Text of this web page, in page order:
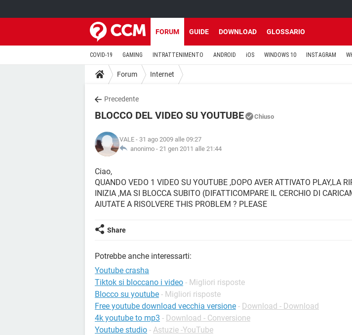
FORUM GUIDE DOWNLOAD GLOSSARIO
COVID-19 GAMING INTRATTENIMENTO ANDROID iOS WINDOWS 10 INSTAGRAM
Forum Internet
Precedente
BLOCCO DEL VIDEO SU YOUTUBE Chiuso
VALE - 31 ago 2009 alle 09:27
anonimo - 21 gen 2011 alle 21:44
Ciao,
QUANDO VEDO 1 VIDEO SU YOUTUBE ,DOPO AVER ATTIVATO PLAY,LA
INIZIA ,MA SI BLOCCA SUBITO (DIFATTICOMPARE IL CERCHIO DI
AIUTATE A RISOLVERE THIS PROBLEM ? PLEASE
Share
Potrebbe anche interessarti:
Youtube crasha
Tiktok si bloccano i video - Migliori risposte
Blocco su youtube - Migliori risposte
Free youtube download vecchia versione - Download - Download
4k youtube to mp3 - Download - Conversione
Youtube studio - Astuzie -YouTube